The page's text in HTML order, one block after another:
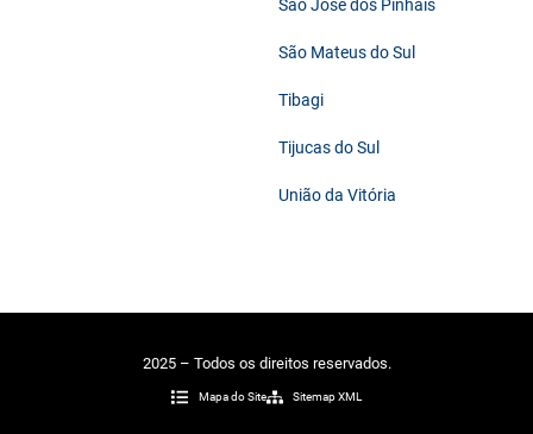
São José dos Pinhais
São Mateus do Sul
Tibagi
Tijucas do Sul
União da Vitória
2025 – Todos os direitos reservados.
Mapa do Site Sitemap XML